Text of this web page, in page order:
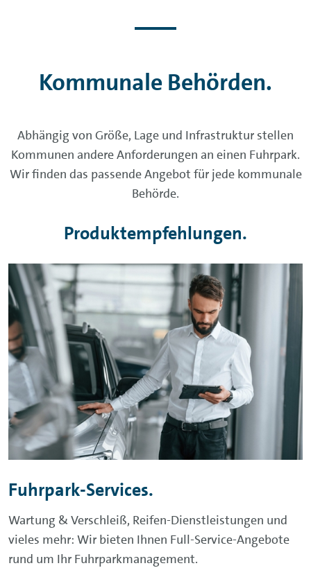
Kommunale Behörden.
Abhängig von Größe, Lage und Infrastruktur stellen
Kommunen andere Anforderungen an einen Fuhrpark.
Wir finden das passende Angebot für jede kommunale
Behörde.
Produktempfehlungen.
Fuhrpark-Services.
Wartung & Verschleiß, Reifen-Dienstleistungen und
vieles mehr: Wir bieten Ihnen Full-Service-Angebote
rund um Ihr Fuhrparkmanagement.